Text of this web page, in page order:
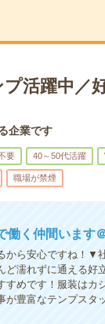
活躍中／
企業です
要 40～50代活躍
職場が禁煙
働く仲間います
から安心ですね！▼
濡れずに通える好
めです！服装はカ
豊富なテンプスタ